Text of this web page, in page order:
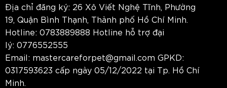
Địa chỉ đăng ký: 26 Xô Viết Nghệ Tĩnh, Phường
19, Quận Bình Thạnh, Thành phố Hồ Chí Minh.
Hotline: 0783889888 Hotline hỗ trợ đại
lý: 0776552555
Email: mastercareforpet@gmail.com GPKD:
0317593623 cấp ngày 05/12/2022 tại Tp. Hồ Chí
Minh.